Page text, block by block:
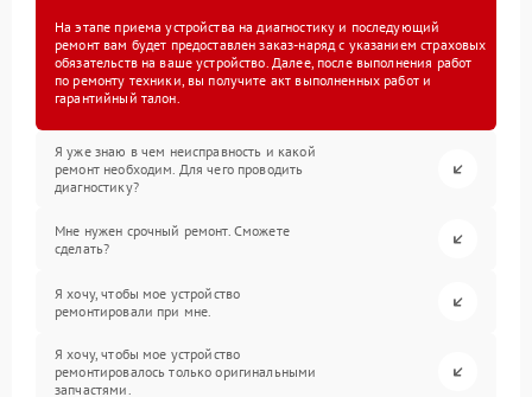
На этапе приема устройства на диагностику и последующий
ремонт вам будет предоставлен заказ-наряд с указанием страховых
обязательств на ваше устройство. Далее, после выполнения работ
по ремонту техники, вы получите акт выполненных работ и
гарантийный талон.
Я уже знаю в чем неисправность и какой
ремонт необходим. Для чего проводить
диагностику?
Мне нужен срочный ремонт. Сможете
сделать?
Я хочу, чтобы мое устройство
ремонтировали при мне.
Я хочу, чтобы мое устройство
ремонтировалось только оригинальными
запчастями.